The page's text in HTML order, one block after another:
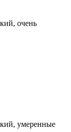
очень
умеренные